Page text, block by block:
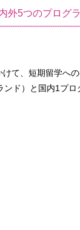
5つのプログ
て、短期留学へ
ンド）と国内1プ